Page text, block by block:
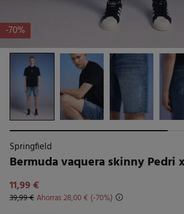
-70%
Springfield
Bermuda vaquera skinny Pedri
11,99 €
39,99 €Ahorras28,00 € 70